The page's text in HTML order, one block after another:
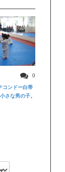
0
コンドー白帯
さな男の子。